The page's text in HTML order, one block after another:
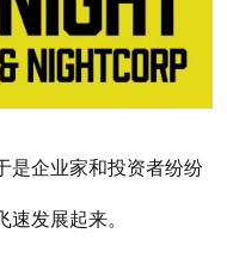
是企业家和投资者纷纷
发展起来。